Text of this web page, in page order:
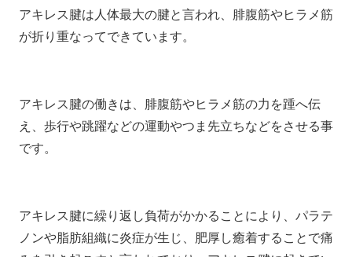
アキレス腱は人体最大の腱と言われ、腓腹筋やヒラメ筋
が折り重なってできています。
アキレス腱の働きは、腓腹筋やヒラメ筋の力を踵へ伝
え、歩行や跳躍などの運動やつま先立ちなどをさせる事
です。
アキレス腱に繰り返し負荷がかかることにより、パラテ
ノンや脂肪組織に炎症が生じ、肥厚し癒着することで痛